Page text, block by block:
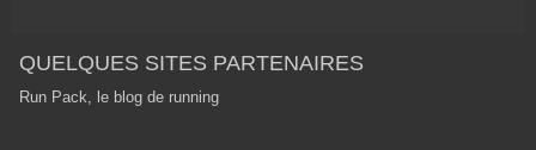
QUELQUES SITES PARTENAIRES
Run Pack, le blog de running